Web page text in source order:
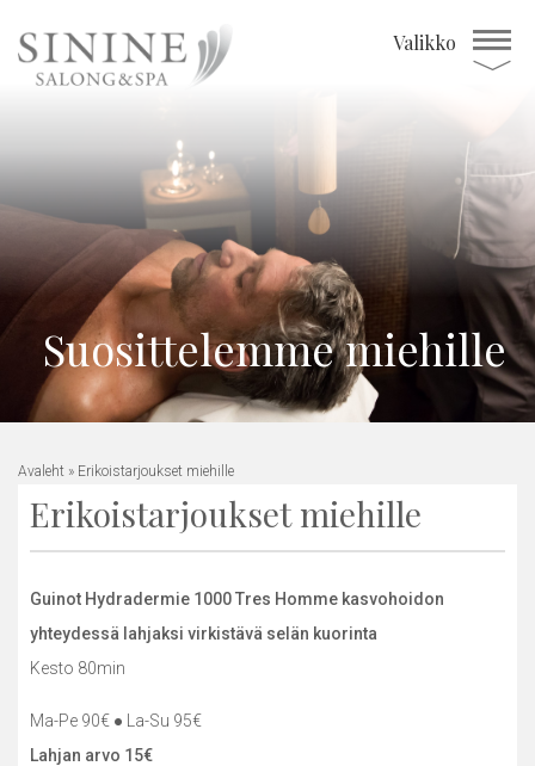
Valikko
Suosittelemme miehille
Avaleht » Erikoistarjoukset miehille
Erikoistarjoukset miehille
Guinot Hydradermie 1000 Tres Homme kasvohoidon
yhteydessä lahjaksi virkistävä selän kuorinta
Kesto 80min
Ma-Pe 90€ ● La-Su 95€
Lahjan arvo 15€